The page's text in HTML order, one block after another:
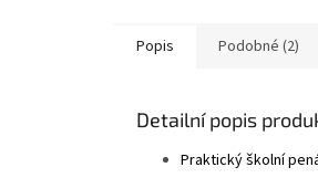
Popis Podobné (2)
Detailní popis
Praktický školní